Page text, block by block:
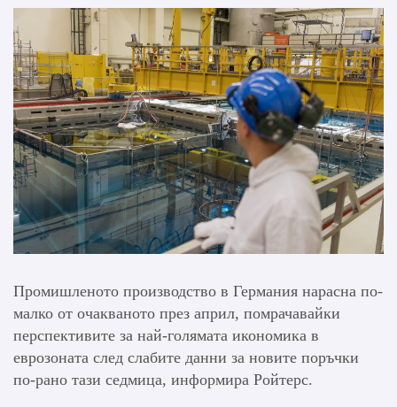
Промишленото производство в Германия нарасна по-
малко от очакваното през април, помрачавайки
перспективите за най-голямата икономика в
еврозоната след слабите данни за новите поръчки
по-рано тази седмица, информира Ройтерс.